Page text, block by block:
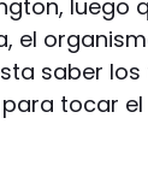
luego
el
saber
tocar